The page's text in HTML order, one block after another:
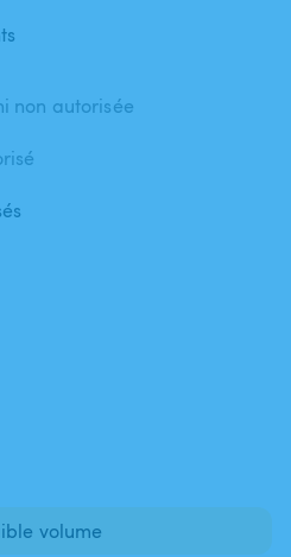
non autorisée
volume